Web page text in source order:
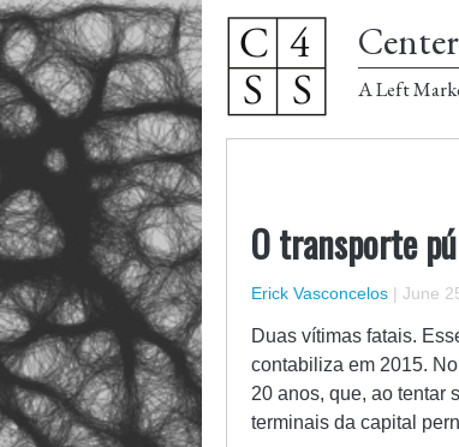
A Left
O transporte
Erick Vasconcelos | June
Duas vítimas fatais.
contabiliza em 2015.
20 anos, que, ao tentar
terminais da capital